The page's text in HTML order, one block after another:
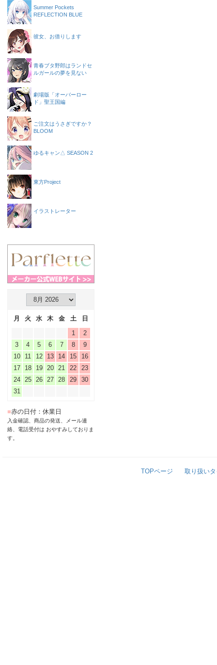
Summer Pockets
REFLECTION BLUE
彼女、お借りします
青春ブタ野郎はランドセ
ルガールの夢を見ない
劇場版「オーバーロー
ド」聖王国編
ご注文はうさぎですか？
BLOOM
ゆるキャン△ SEASON 2
東方Project
イラストレーター
月 火 水 木 金 土
日
1
2
3
4 5 6 7 8
9
10
11 12 13 14 15
16
17
18 19 20 21 22
23
24
25 26 27 28 29
30
31
■赤の日付：休業日
入金確認、商品の発送、メール連
絡、電話受付は おやすみしておりま
す。
TOPページ 取り扱い